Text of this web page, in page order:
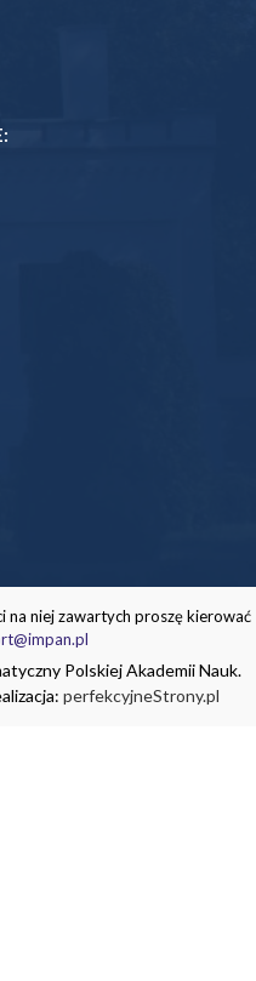
na niej zawartych proszę kierować
Polskiej Akademii Nauk.
perfekcyjneStrony.pl